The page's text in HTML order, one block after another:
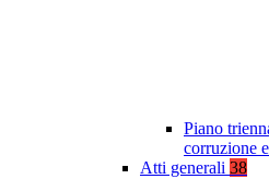
Piano
corruzione
Atti generali 38